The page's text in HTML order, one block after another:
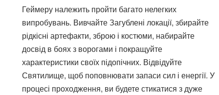
Геймеру належить пройти багато нелегких
випробувань. Вивчайте Загублені локації, збирайте
рідкісні артефакти, зброю і костюми, набирайте
досвід в боях з ворогами і покращуйте
характеристики своїх підопічних. Відвідуйте
Святилище, щоб поповнювати запаси сил і енергії. У
процесі проходження, ви будете стикатися з дуже